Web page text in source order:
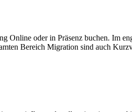
Online oder in Präsenz buchen. Im
Bereich Migration sind auch